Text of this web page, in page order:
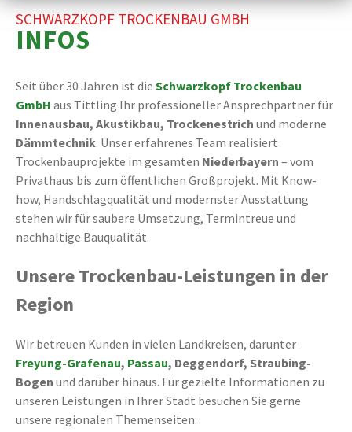
SCHWARZKOPF TROCKENBAU GMBH
INFOS
Seit über 30 Jahren ist die Schwarzkopf Trockenbau
GmbH aus Tittling Ihr professioneller Ansprechpartner für
Innenausbau, Akustikbau, Trockenestrich und moderne
Dämmtechnik. Unser erfahrenes Team realisiert
Trockenbauprojekte im gesamten Niederbayern – vom
Privathaus bis zum öffentlichen Großprojekt. Mit Know-
how, Handschlagqualität und modernster Ausstattung
stehen wir für saubere Umsetzung, Termintreue und
nachhaltige Bauqualität.
Unsere Trockenbau-Leistungen in der
Region
Wir betreuen Kunden in vielen Landkreisen, darunter
Freyung-Grafenau, Passau, Deggendorf, Straubing-
Bogen und darüber hinaus. Für gezielte Informationen zu
unseren Leistungen in Ihrer Stadt besuchen Sie gerne
unsere regionalen Themenseiten: